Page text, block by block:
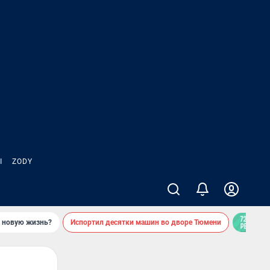
ZODY
новую жизнь? Испортил десятки машин во дворе Тюмени